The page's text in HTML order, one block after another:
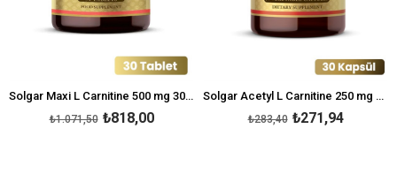
Solgar Maxi L Carnitine 500 mg 30 Tablet
₺818,00
₺1.071,50
Solgar Acetyl L Carnitine 250 mg 30 Kapsül
₺271,94
₺283,40